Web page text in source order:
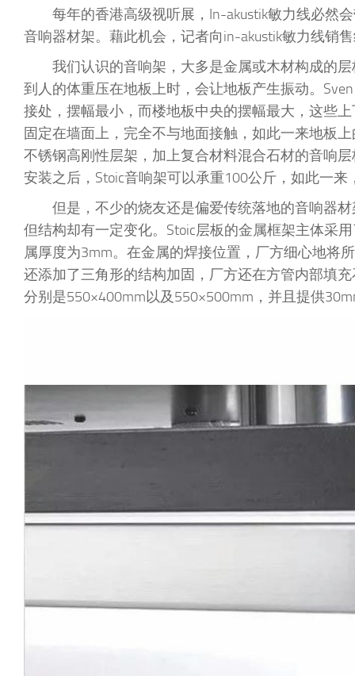
每年的香港高级视听展，In-akustik敏力线必然
音响器材架。藉此机会，记者向in-akustik敏力线销
我们认识的音响架，大多是金属或木材构成的
到人的体重压在地板上时，会让地板产生振动。
接处，摆幅最小，而楼地板中央的摆幅最大，这些
固定在墙面上，完全不与地面接触，如此一来地板
不锈钢高刚性层架，加上复合材料混合石材的音响
安装之后，Stoic音响架可以承重100公斤，如此一
但是，不少的烧友还是偏爱传统落地的音响器
但结构却有一定变化。Stoic层板的金属框架主体采
属厚度为3mm。在金属的焊接位置，厂方细心地将
还添加了三角形的结构加固，厂方还在方管内部填
分别是550×400mm以及550×500mm，并且提供